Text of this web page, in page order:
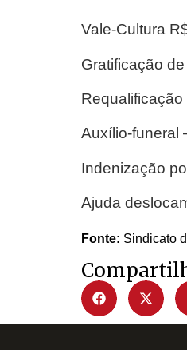
Vale-Cultura
Gratificação
Auxílio-funeral
Indenização
Ajuda
Fonte: Sindicato